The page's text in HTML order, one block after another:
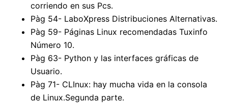
corriendo en sus Pcs.
Pàg 54- LaboXpress Distribuciones Alternativas.
Pàg 59- Páginas Linux recomendadas Tuxinfo
Número 10.
Pàg 63- Python y las interfaces gráficas de
Usuario.
Pàg 71- CLInux: hay mucha vida en la consola
de Linux.Segunda parte.